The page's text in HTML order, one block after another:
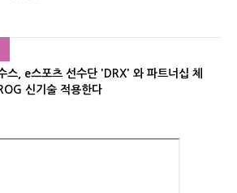
스, e스포츠 선수단 'DRX' 와 파트너십 체
신기술 적용한다